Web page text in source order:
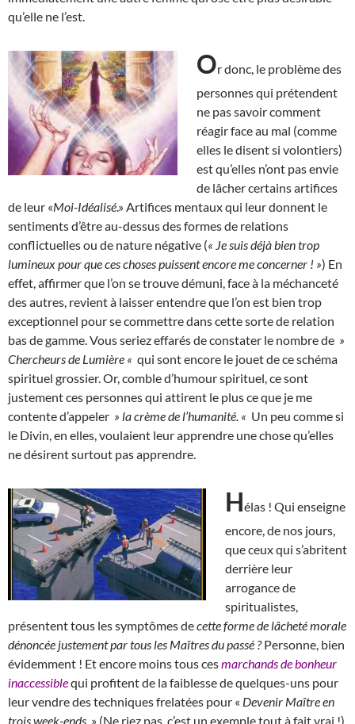
qu’elle ne l’est.
Or donc, le problème des
personnes qui prétendent
ne pas savoir comment
réagir face au mal (comme
elles le disent si volontiers)
est qu’elles n’ont pas envie
de lâcher certains artifices
de leur «Moi-Idéalisé.» Artifices mentaux qui leur donnent le
sentiments d’être au-dessus des formes de relations
conflictuelles ou de nature négative (« Je suis déjà bien trop
lumineux pour que ces choses puissent encore me concerner ! ») En
effet, affirmer que l’on se trouve démuni, face à la méchanceté
des autres, revient à laisser entendre que l’on est bien trop
exceptionnel pour se commettre dans cette sorte de relation
bas de gamme. Vous seriez effarés de constater le nombre de »
Chercheurs de Lumière « qui sont encore le jouet de ce schéma
spirituel grossier. Or, comble d’humour spirituel, ce sont
justement ces personnes qui attirent le plus ce que je me
contente d’appeler » la crème de l’humanité. « Un peu comme si
le Divin, en elles, voulaient leur apprendre une chose qu’elles
ne désirent surtout pas apprendre.
Hélas ! Qui enseigne
encore, de nos jours,
que ceux qui s’abritent
derrière leur
arrogance de
spiritualistes,
présentent tous les symptômes decette forme de lâcheté morale
dénoncée justement par tous les Maîtres du passé ?Personne, bien
évidemment ! Et encore moins tous cesmarchands de bonheur
inaccessiblequi profitent de la faiblesse de quelques-uns pour
leur vendre des techniques frelatées pour « Devenir Maître en
trois week-ends » (Ne riez pas, c’est un exemple tout à fait vrai !)